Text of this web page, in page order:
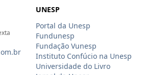
UNESP
Portal da Unesp
Fundunesp
Fundação Vunesp
Instituto Confúcio na Unesp
Universidade do Livro